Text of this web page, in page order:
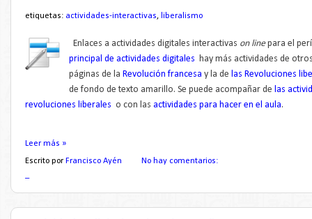
etiquetas: actividades-interactivas, liberalismo
Enlaces a actividades digitales interactivas on linepara el
principal de actividades digitales
hay más actividades de
páginas de la Revolución francesa y la de
las Revoluciones
de fondo de texto amarillo. Se puede acompañar de
las
revoluciones liberales o con las actividades para hacer en el aula.
Leer más »
Escrito porFrancisco Ayén
No hay comentarios: